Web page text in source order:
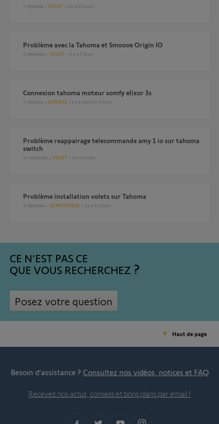
1 réponse VOLET il y a 13 jours
Problème avec la Tahoma et Smoove Origin IO
2 réponses VOLET il y a 7 jours
Connexion tahoma moteur somfy elixor 3s
1 réponse GARAGE il y a environ 2 mois
Problème reappairage telecommande amy 1 io sur tahoma
switch
44 réponses VOLET il y a 3 mois
Problème installation volets sur Tahoma
2 réponses DOMOTIQUE il y a 12 jours
CE N'EST PAS CE
QUE VOUS RECHERCHEZ
Posez votre question
Haut de page
Besoin d’assistance ? Consultez nos vidéos, notices et FAQ
Recevez nos actus, conseils et bons plans par email !